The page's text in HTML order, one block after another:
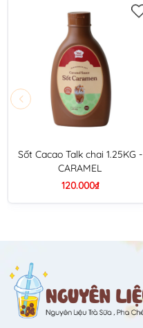
Sốt Cacao Talk chai 1.25KG -
CARAMEL
120.000₫